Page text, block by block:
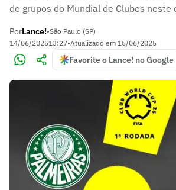
de grupos do Mundial de Clubes neste
PorLance!•São Paulo (SP)
14/06/202513:27•Atualizado em 15/06/2025
Favorite o Lance! no Google